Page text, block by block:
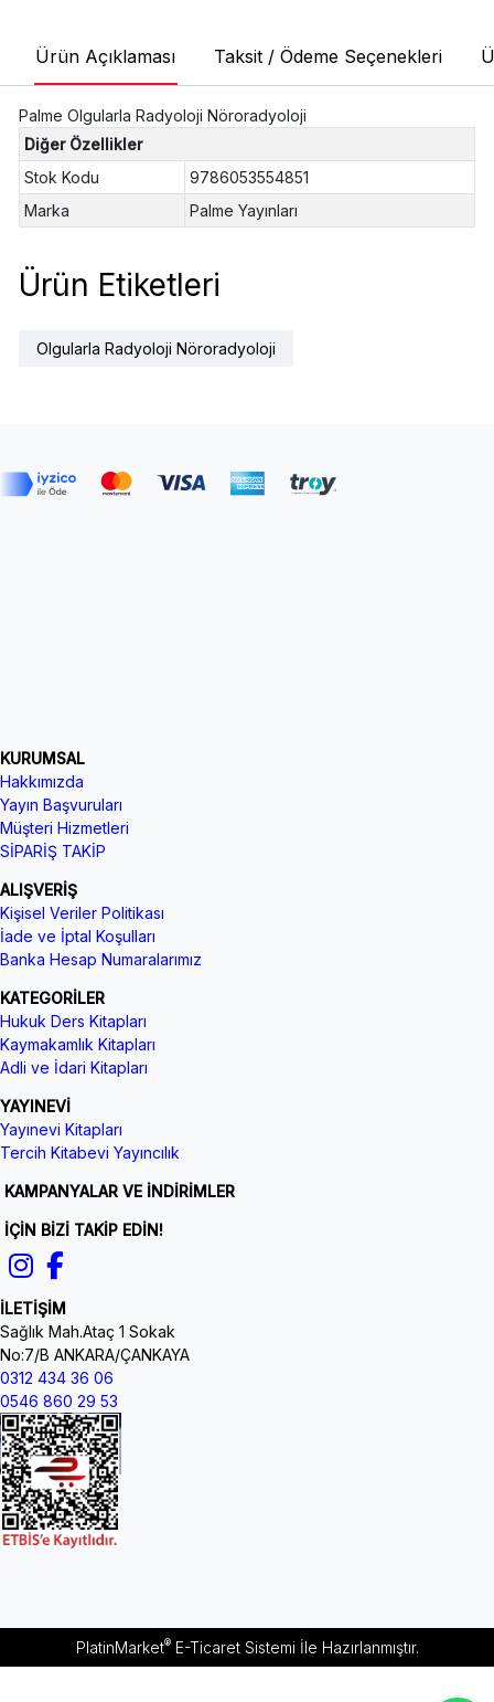
Ürün Açıklaması Taksit / Ödeme Seçenekleri
Palme Olgularla Radyoloji Nöroradyoloji
Diğer Özellikler
Stok Kodu
9786053554851
Marka
Palme Yayınları
Ürün Etiketleri
Olgularla Radyoloji Nöroradyoloji
KURUMSAL
Hakkımızda
Yayın Başvuruları
Müşteri Hizmetleri
SİPARİŞ TAKİP
ALIŞVERİŞ
Kişisel Veriler Politikası
İade ve İptal Koşulları
Banka Hesap Numaralarımız
KATEGORİLER
Hukuk Ders Kitapları
Kaymakamlık Kitapları
Adli ve İdari Kitapları
YAYINEVİ
Yayınevi Kitapları
Tercih Kitabevi Yayıncılık
KAMPANYALAR VE İNDİRİMLER
İÇİN BİZİ TAKİP EDİN!
İLETİŞİM
Sağlık Mah.Ataç 1 Sokak
No:7/B ANKARA/ÇANKAYA
0312 434 36 06
0546 860 29 53
PlatinMarket®E-Ticaret Sistemiİle Hazırlanmıştır.